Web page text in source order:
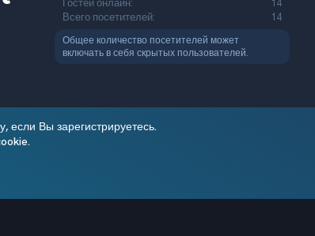
Гостей онлайн
14
Всего посетителей
14
Общее количество посетителей может
включать в себя скрытых пользователей.
если Вы зарегистрируетесь.